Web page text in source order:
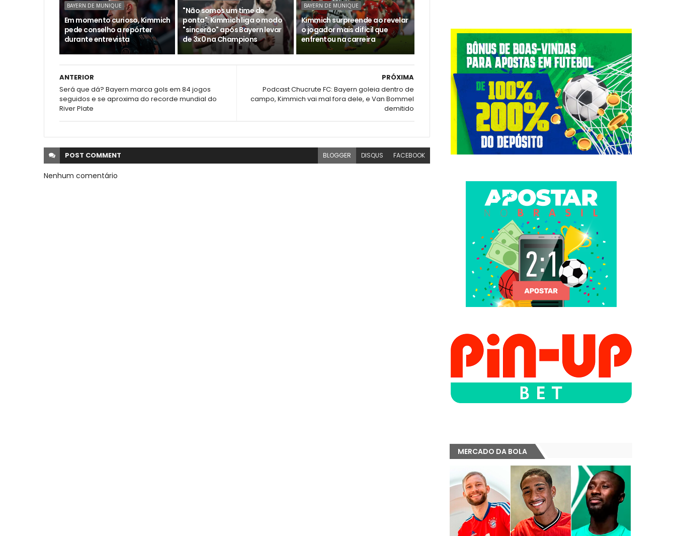
BAYERN DE MUNIQUE
Em momento curioso, Kimmich
pede conselho a repórter
durante entrevista
"Não somos um time de
ponta": Kimmich liga o modo
"sincerão" após Bayern levar
de 3x0 na Champions
BAYERN DE MUNIQUE
Kimmich surpreende ao revelar
o jogador mais difícil que
enfrentou na carreira
PRÓXIMA
Podcast Chucrute FC: Bayern goleia dentro de
campo, Kimmich vai mal fora dele, e Van Bommel
demitido
ANTERIOR
Será que dá? Bayern marca gols em 84 jogos
seguidos e se aproxima do recorde mundial do
River Plate
POST COMMENT BLOGGER DISQUS FACEBOOK
Nenhum comentário
MERCADO DA BOLA